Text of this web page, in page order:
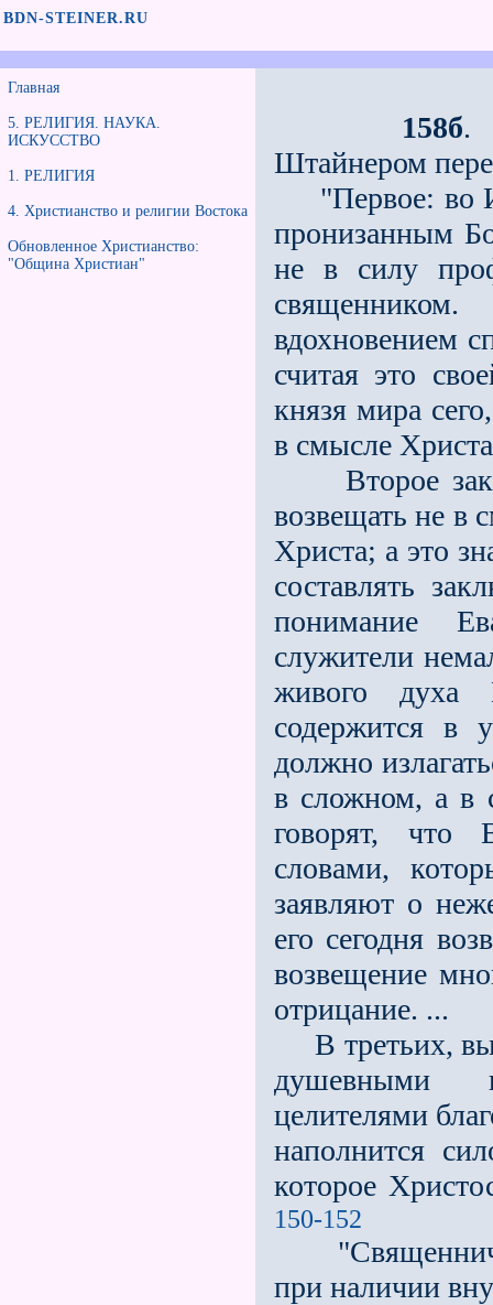
BDN-STEINER.RU
Главная
5. РЕЛИГИЯ. НАУКА.
ИСКУССТВО
1. РЕЛИГИЯ
4. Христианство и религии Востока
Обновленное Христианство:
"Община Христиан"
158б.
Штайнером
"Первое: во
пронизанным
не в силу
вдохновением
считая это
князя мира
в смысле
Второе
возвещать не в
Христа; а это
составлять
понимание
служители
живого духа
содержится в
должно
в сложном, а в
говорят, что
словами,
заявляют о
его сегодня
возвещение
отрицание. ...
В третьих, вы
душевными
целителями
наполнится
которое
150-152
при наличии